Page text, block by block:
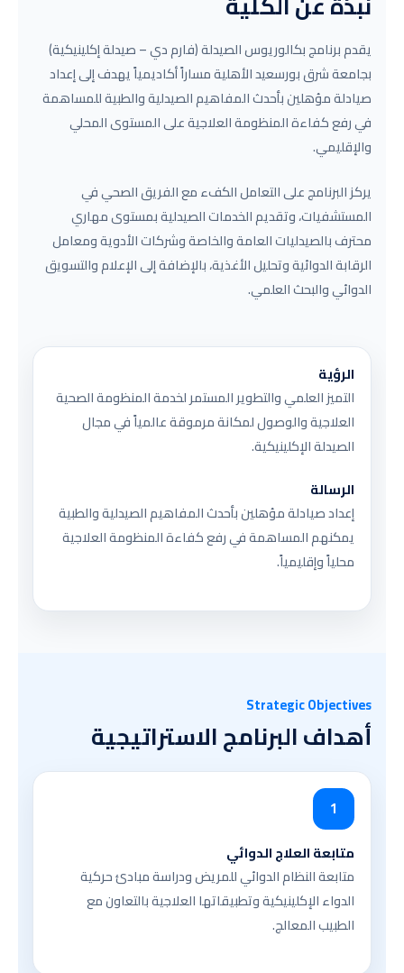
يقدم برنامج بكالوريوس الصيدلة (فارم دي – صيدلة إكلينيكية)
بجامعة شرق بورسعيد الأهلية مساراً أكاديمياً يهدف إلى إعداد
صيادلة مؤهلين بأحدث المفاهيم الصيدلية والطبية للمساهمة
في رفع كفاءة المنظومة العلاجية على المستوى المحلي
والإقليمي.
يركز البرنامج على التعامل الكفء مع الفريق الصحي في
المستشفيات، وتقديم الخدمات الصيدلية بمستوى مهاري
محترف بالصيدليات العامة والخاصة وشركات الأدوية ومعامل
الرقابة الدوائية وتحليل الأغذية، بالإضافة إلى الإعلام والتسويق
الدوائي والبحث العلمي.
الرؤية
التميز العلمي والتطوير المستمر لخدمة المنظومة الصحية
العلاجية والوصول لمكانة مرموقة عالمياً في مجال
الصيدلة الإكلينيكية.
الرسالة
إعداد صيادلة مؤهلين بأحدث المفاهيم الصيدلية والطبية
يمكنهم المساهمة في رفع كفاءة المنظومة العلاجية
محلياً وإقليمياً.
Strategic Objectives
أهداف البرنامج الاستراتيجية
1
متابعة العلاج الدوائي
متابعة النظام الدوائي للمريض ودراسة مبادئ حركية
الدواء الإكلينيكية وتطبيقاتها العلاجية بالتعاون مع
الطبيب المعالج.